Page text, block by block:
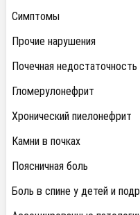
Симптомы
Прочие нарушения
Почечная недостаточность
Гломерулонефрит
Хронический пиелонефрит
Камни в почках
Поясничная боль
Боль в спине у детей и